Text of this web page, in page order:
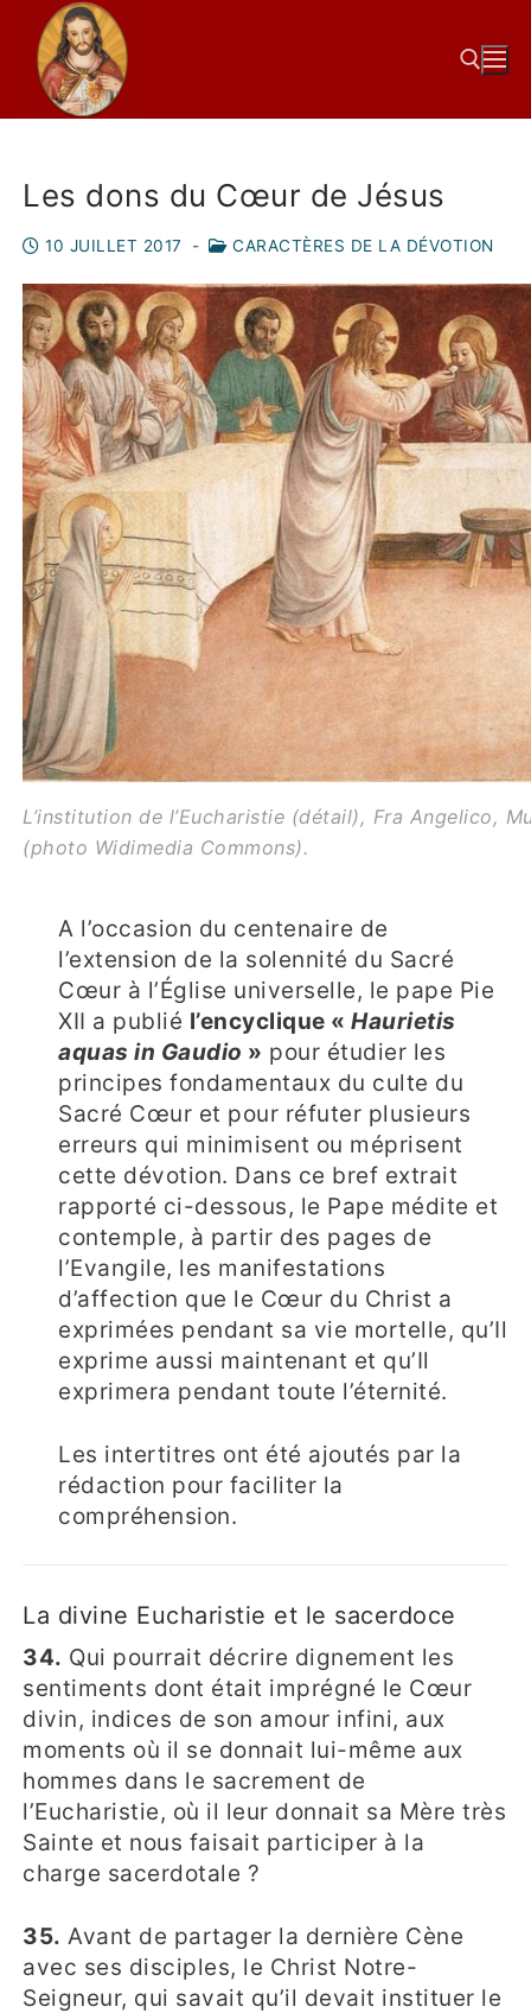
Les dons du Cœur de Jésus
10 JUILLET 2017 - CARACTÈRES DE LA DÉVOTION
L’institution de l’Eucharistie (détail), Fra Angelico,
(photo Widimedia Commons).
A l’occasion du centenaire de
l’extension de la solennité du Sacré
Cœur à l’Église universelle, le pape Pie
XII a publié l’encyclique « Haurietis
aquas in Gaudio » pour étudier les
principes fondamentaux du culte du
Sacré Cœur et pour réfuter plusieurs
erreurs qui minimisent ou méprisent
cette dévotion. Dans ce bref extrait
rapporté ci-dessous, le Pape médite et
contemple, à partir des pages de
l’Evangile, les manifestations
d’affection que le Cœur du Christ a
exprimées pendant sa vie mortelle, qu’Il
exprime aussi maintenant et qu’Il
exprimera pendant toute l’éternité.
Les intertitres ont été ajoutés par la
rédaction pour faciliter la
compréhension.
La divine Eucharistie et le sacerdoce
34. Qui pourrait décrire dignement les
sentiments dont était imprégné le Cœur
divin, indices de son amour infini, aux
moments où il se donnait lui-même aux
hommes dans le sacrement de
l’Eucharistie, où il leur donnait sa Mère très
Sainte et nous faisait participer à la
charge sacerdotale ?
35. Avant de partager la dernière Cène
avec ses disciples, le Christ Notre-
Seigneur, qui savait qu’il devait instituer le